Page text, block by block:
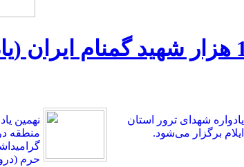
سخنرانی سرلشکر قاسم سلیمانی در ضیافت‌واره 10
یادواره شهدای ترور استان
ایلام برگزار می‌شود.
منطقه
حرم